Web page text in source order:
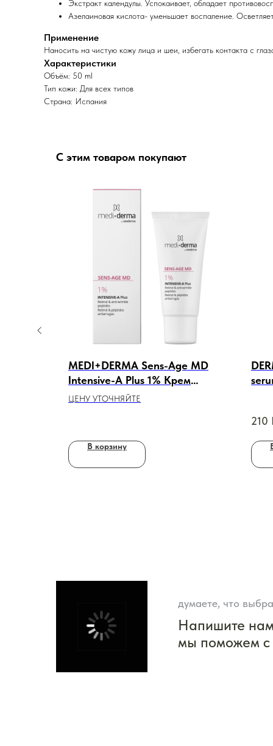
Экстракт календулы. Успокаивает, обладает
Азелаиновая кислота- уменьшает воспаление.
Применение
Наносить на чистую кожу лица и шеи, избегать контакта с
Характеристики
Объём: 50 ml
Тип кожи: Для всех типов
Страна: Испания
С этим товаром покупают
MEDI+DERMA Sens-Age MD
Intensive-A Plus 1% Крем
антивозрастной
ЦЕНУ УТОЧНЯЙТЕ
В корзину
210
думаете, что
Напишите
мы поможем